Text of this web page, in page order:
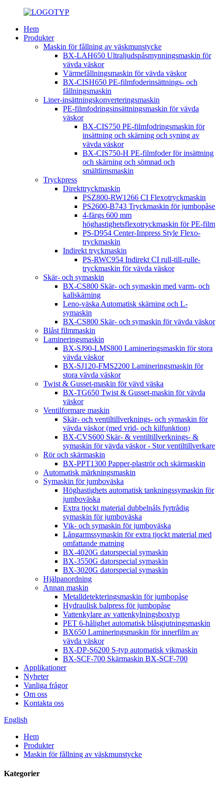
Hem
Produkter
Maskin för fållning av väskmunstycke
BX-LAH650 Ultraljudspåsmynningsmaskin för
vävda väskor
Värmefållningsmaskin för vävda väskor
BX-CISH650 PE-filmfoderinsättnings- och
fållningsmaskin
Liner-insättningskonverteringsmaskin
PE-filmfodringsinsättningsmaskin för vävda
väskor
BX-CIS750 PE-filmfodringsmaskin för
insättning och skärning och syning av
vävda väskor
BX-CIS750-H PE-filmfoder för insättning
och skärning och sömnad och
smältlimsmaskin
Tryckpress
Direkttryckmaskin
PSZ800-RW1266 CI Flexotryckmaskin
PS2600-B743 Tryckmaskin för jumbopåse
4-färgs 600 mm
höghastighetsflexotryckmaskin för PE-film
PS-D954 Center-Impress Style Flexo-
tryckmaskin
Indirekt tryckmaskin
PS-RWC954 Indirekt CI rull-till-rulle-
tryckmaskin för vävda väskor
Skär- och symaskin
BX-CS800 Skär- och symaskin med varm- och
kallskärning
Leno-väska Automatisk skärning och L-
symaskin
BX-CS800 Skär- och symaskin för vävda väskor
Blåst filmmaskin
Lamineringsmaskin
BX-SJ90-LMS800 Lamineringsmaskin för stora
vävda väskor
BX-SJ120-FMS2200 Lamineringsmaskin för
stora vävda väskor
Twist & Gusset-maskin för vävd väska
BX-TG650 Twist & Gusset-maskin för vävda
väskor
Ventilformare maskin
Skär- och ventiltillverknings- och symaskin för
vävda väskor (med vrid- och kilfunktion)
BX-CVS600 Skär- & ventiltillverknings- &
symaskin för vävda väskor - Stor ventiltillverkare
Rör och skärmaskin
BX-PPT1300 Papper-plaströr och skärmaskin
Automatisk märkningsmaskin
Symaskin för jumboväska
Höghastighets automatisk tankningssymaskin för
jumboväska
Extra tjockt material dubbelnåls fyrtrådig
symaskin för jumboväska
Vik- och symaskin för jumboväska
Långarmssymaskin för extra tjockt material med
omfattande matning
BX-4020G datorspecial symaskin
BX-3550G datorspecial symaskin
BX-3020G datorspecial symaskin
Hjälpanordning
Annan maskin
Metalldetekteringsmaskin för jumbopåse
Hydraulisk balpress för jumbopåse
Vattenkylare av vattenkylningsboxtyp
PET 6-hålighet automatisk blåsgjutningsmaskin
BX650 Lamineringsmaskin för innerfilm av
vävda väskor
BX-DP-S6200 S-typ automatisk vikmaskin
BX-SCF-700 Skärmaskin BX-SCF-700
Applikationer
Nyheter
Vanliga frågor
Om oss
Kontakta oss
English
Hem
Produkter
Maskin för fållning av väskmunstycke
Kategorier